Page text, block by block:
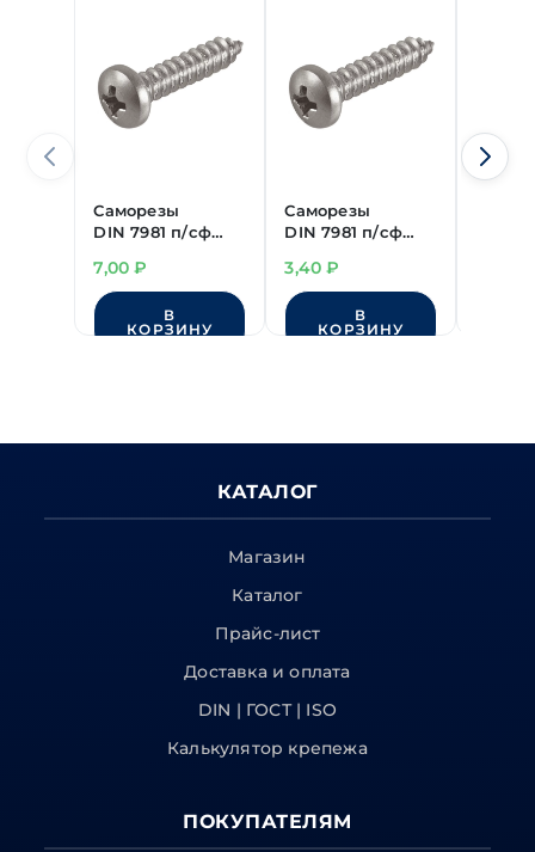
Саморезы
DIN 7981 п/сф
нерж.сталь А2
4,2х13 мм
7,00₽
В
КОРЗИНУ
Саморезы
DIN 7981 п/сф
нерж.сталь А2
2,2х9,5 мм
3,40₽
В
КОРЗИНУ
КАТАЛОГ
Магазин
Каталог
Прайс-лист
Доставка и оплата
DIN | ГОСТ | ISO
Калькулятор крепежа
ПОКУПАТЕЛЯМ